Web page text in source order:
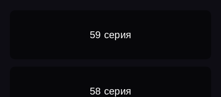
59 серия
58 серия